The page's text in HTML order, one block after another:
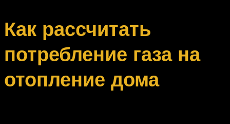
Как рассчитать
потребление газа на
отопление дома